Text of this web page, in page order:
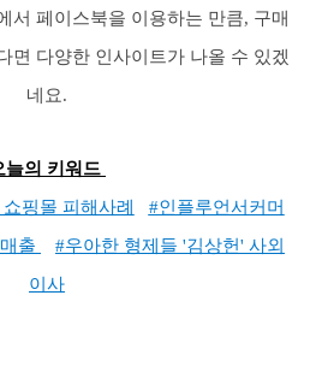
서 페이스북을 이용하는 만큼, 구매
면 다양한 인사이트가 나올 수 있겠
네요.
늘의 키워드
쇼핑몰 피해사례
#인플루언서커머
출
#우아한 형제들 '김상헌' 사외
이사